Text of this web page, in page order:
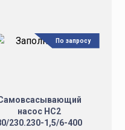
насос НС2
230.230-1,5/6-400
По запросу